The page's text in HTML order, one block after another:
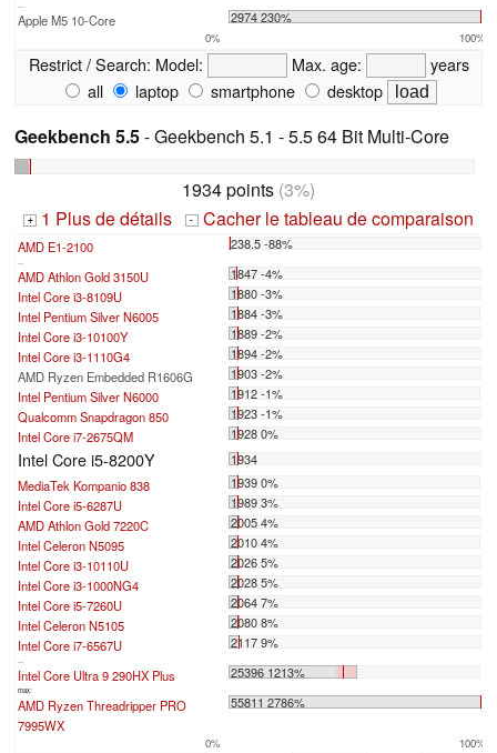
Apple M5 10-Core 2974 230%
0% 100%
Restrict / Search: Model: Max. age:
years
all
laptop smartphone desktop
Geekbench 5.5- Geekbench 5.1 - 5.5 64 Bit Multi-Core
1934 points (3%)
+ 1 Plus de détails - Cacher le tableau de comparaison
AMD E1-2100 238.5 -88%
...
AMD Athlon Gold 3150U
1847 -4%
Intel Core i3-8109U
1880 -3%
Intel Pentium Silver N6005
1884 -3%
Intel Core i3-10100Y
1889 -2%
Intel Core i3-1110G4
1894 -2%
AMD Ryzen Embedded R1606G
1903 -2%
Intel Pentium Silver N6000
1912 -1%
Qualcomm Snapdragon 850
1923 -1%
Intel Core i7-2675QM
1928 0%
Intel Core i5-8200Y
1934
MediaTek Kompanio 838
1939 0%
Intel Core i5-6287U
1989 3%
AMD Athlon Gold 7220C
2005 4%
Intel Celeron N5095
2010 4%
Intel Core i3-10110U
2026 5%
Intel Core i3-1000NG4
2028 5%
Intel Core i5-7260U
2064 7%
Intel Celeron N5105
2080 8%
Intel Core i7-6567U
2117 9%
...
Intel Core Ultra 9 290HX Plus 25396 1213%
max:
AMD Ryzen Threadripper PRO
7995WX
55811 2786%
0% 100%